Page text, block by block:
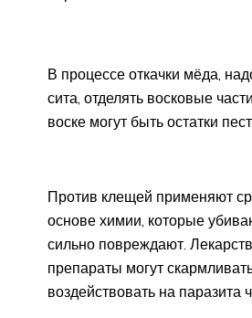
В процессе откачки мёда,
сита, отделять восковые
воске могут быть остатки
Против клещей применяют
основе химии, которые
сильно повреждают.
препараты могут
воздействовать на паразита